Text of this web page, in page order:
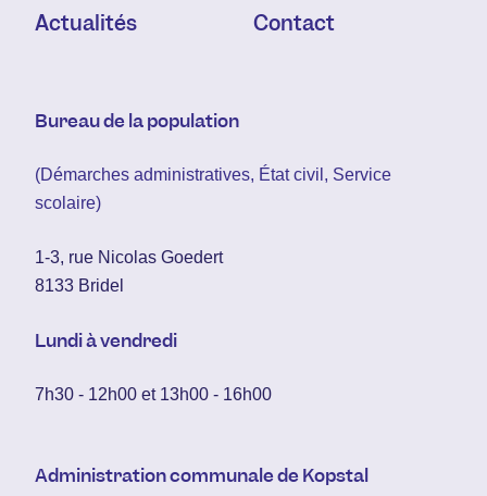
Actualités Contact
Bureau de la population
(Démarches administratives, État civil, Service
scolaire)
1-3, rue Nicolas Goedert
8133 Bridel
Lundi à vendredi
7h30 - 12h00 et 13h00 - 16h00
Administration communale de Kopstal